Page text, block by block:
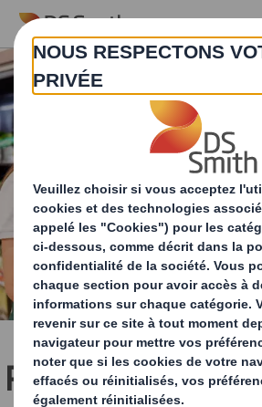
Skip to main content
Profitez des